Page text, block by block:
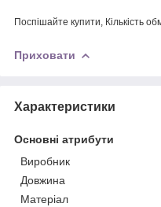
Поспішайте купити, Кількість
Приховати
Характеристики
Основні атрибути
Виробник
Довжина
Матеріал